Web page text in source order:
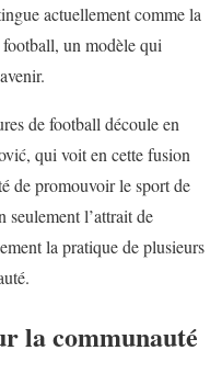
actuellement comme la
un modèle qui
de football découle en
qui voit en cette fusion
de promouvoir le sport de
seulement l’attrait de
la pratique de plusieurs
la communauté